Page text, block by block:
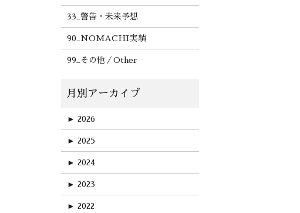
33_警告・未来予想
90_NOMACHI実績
99_その他／Other
► 2026
► 2025
► 2024
► 2023
► 2022